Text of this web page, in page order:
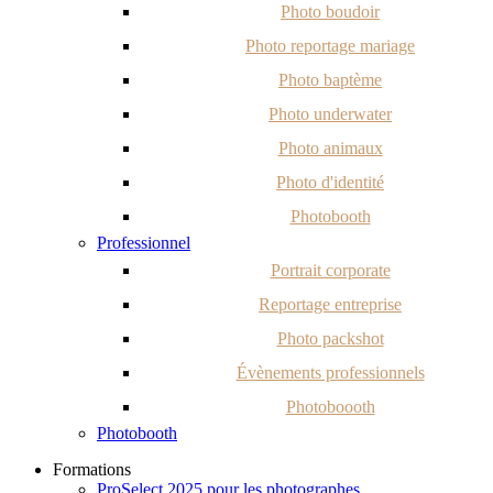
Photo boudoir
Photo reportage mariage
Photo baptème
Photo underwater
Photo animaux
Photo d'identité
Photobooth
Professionnel
Portrait corporate
Reportage entreprise
Photo packshot
Évènements professionnels
Photoboooth
Photobooth
Formations
ProSelect 2025 pour les photographes